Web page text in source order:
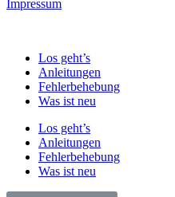
Impressum
Los geht’s
Anleitungen
Fehlerbehebung
Was ist neu
Los geht’s
Anleitungen
Fehlerbehebung
Was ist neu